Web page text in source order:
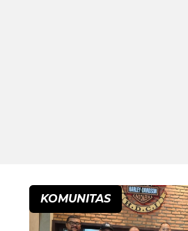
KOMUNITAS